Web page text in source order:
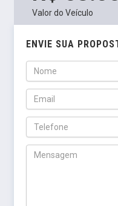
Valor do Veículo
ENVIE SUA